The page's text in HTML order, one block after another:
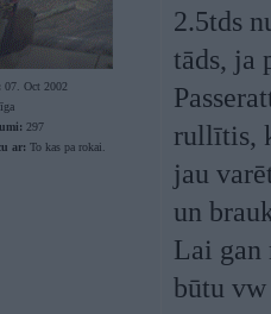
07. Oct 2002
297
ar: To kas pa rokai.
2.5tds
tāds, ja
rullītis,
jau
un
Lai gan
būtu